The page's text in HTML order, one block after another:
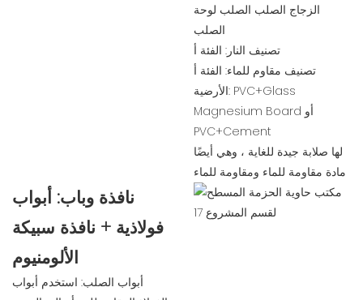
الزجاج الصلب الصلب لوحة
الصلب
تصنيف النار: الفئة أ
تصنيف مقاوم للماء: الفئة أ
الأرضية: PVC+Glass
Magnesium Board أو
PVC+Cement
لها صلابة جيدة للغاية ، وهي أيضًا
مادة مقاومة للماء ومقاومة للماء
نافذة وباب: أبواب
فولاذية + نافذة سبيكة
الألومنيوم
أبواب الصلب: استخدم أبواب